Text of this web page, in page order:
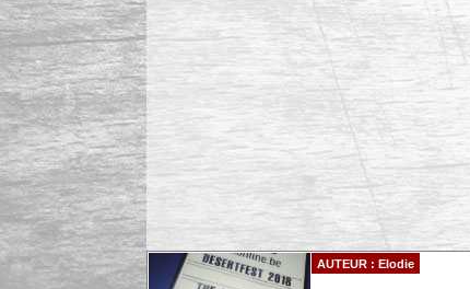
AUTEUR : Elodie